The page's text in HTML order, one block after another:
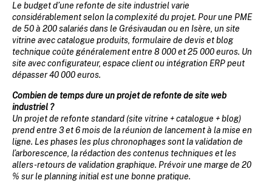
Le budget d’une refonte de site industriel varie
considérablement selon la complexité du projet. Pour une PME
de 50 à 200 salariés dans le Grésivaudan ou en Isère, un site
vitrine avec catalogue produits, formulaire de devis et blog
technique coûte généralement entre 8 000 et 25 000 euros. Un
site avec configurateur, espace client ou intégration ERP peut
dépasser 40 000 euros.
Combien de temps dure un projet de refonte de site web
industriel ?
Un projet de refonte standard (site vitrine + catalogue + blog)
prend entre 3 et 6 mois de la réunion de lancement à la mise en
ligne. Les phases les plus chronophages sont la validation de
l’arborescence, la rédaction des contenus techniques et les
allers-retours de validation graphique. Prévoir une marge de 20
% sur le planning initial est une bonne pratique.